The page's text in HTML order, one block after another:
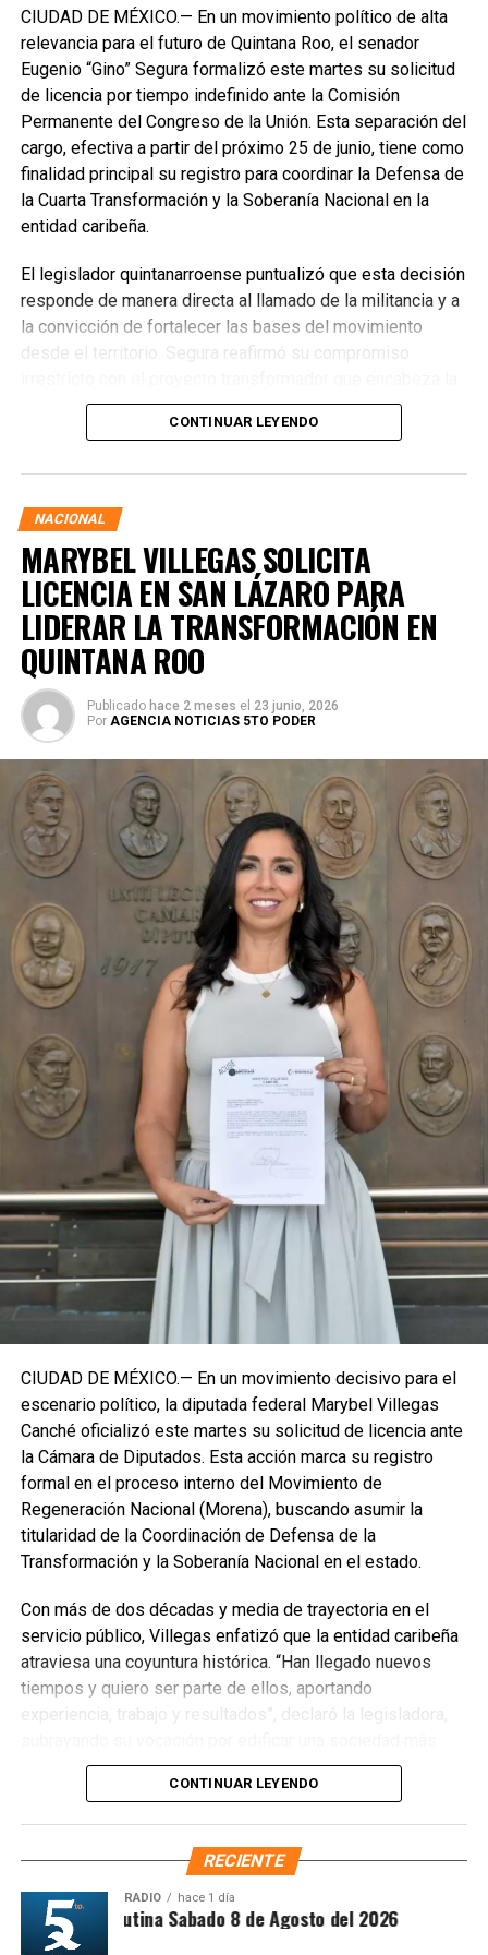
CIUDAD DE MÉXICO.— En un movimiento político de alta
relevancia para el futuro de Quintana Roo, el senador
Eugenio “Gino” Segura formalizó este martes su solicitud
de licencia por tiempo indefinido ante la Comisión
Permanente del Congreso de la Unión. Esta separación del
cargo, efectiva a partir del próximo 25 de junio, tiene como
finalidad principal su registro para coordinar la Defensa de
la Cuarta Transformación y la Soberanía Nacional en la
entidad caribeña.
El legislador quintanarroense puntualizó que esta decisión
responde de manera directa al llamado de la militancia y a
la convicción de fortalecer las bases del movimiento
desde el territorio. Segura reafirmó su compromiso
presidenta de la República, Claudia Sheinbaum Pardo,
asegurando que la consolidación del bienestar social
Durante su encargo en la Cámara Alta, Gino Segura centró
su agenda legislativa en iniciativas orientadas a
robustecer el desarrollo económico, la sustentabilidad
turística y la equidad social. Sin embargo, enfatizó que la
coyuntura actual exige priorizar la organización comunitaria
para asegurar la continuidad del proyecto político en la
región sureste del país.
Con esta determinación, el senador abre una etapa
decisiva en su trayectoria pública, apostando por una
estrategia de cercanía ciudadana. Su retorno a Quintana
Roo busca garantizar la cohesión de las estructuras de
izquierda de cara a los próximos retos políticos. El relevo
institucional se procesará conforme a los tiempos legales
establecidos, manteniendo la continuidad de la
representación parlamentaria del estado.
Fuente: 5to Poder Agencia de Noticias
Recibe las noticias al instante
importantes de Quintana Roo directamente
en tu teléfono.
Unirme al canal de WhatsApp
CONTINUAR LEYENDO
NACIONAL
MARYBEL VILLEGAS SOLICITA
LICENCIA EN SAN LÁZARO PARA
LIDERAR LA TRANSFORMACIÓN EN
QUINTANA ROO
Publicado hace 2 meses el 23 junio, 2026
Por AGENCIA NOTICIAS 5TO PODER
CIUDAD DE MÉXICO.— En un movimiento decisivo para el
escenario político, la diputada federal Marybel Villegas
Canché oficializó este martes su solicitud de licencia ante
la Cámara de Diputados. Esta acción marca su registro
formal en el proceso interno del Movimiento de
Regeneración Nacional (Morena), buscando asumir la
titularidad de la Coordinación de Defensa de la
Transformación y la Soberanía Nacional en el estado.
Con más de dos décadas y media de trayectoria en el
servicio público, Villegas enfatizó que la entidad caribeña
atraviesa una coyuntura histórica. “Han llegado nuevos
tiempos y quiero ser parte de ellos, aportando
experiencia, trabajo y resultados”, declaró la legisladora,
justa, unida y equitativa.
priorizando la atención a sectores vulnerables. Asimismo,
es ampliamente reconocida por abanderar el fuerte
movimiento ciudadano contra la concesionaria Aguakan,
exigiendo soluciones definitivas al deficiente suministro
CONTINUAR LEYENDO
RECIENTE
RADIO hace 1 día
Síntesis Matutina Sabado 8 de Agosto del 2026